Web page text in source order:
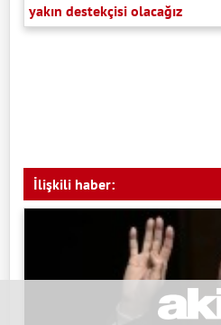
yakın destekçisi olacağız
İlişkili haber: